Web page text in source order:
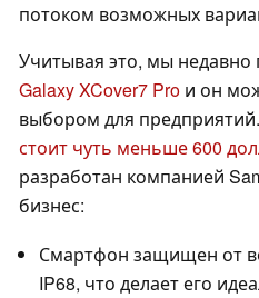
потоком возможных
Учитывая это, мы недавно
Galaxy XCover7 Pro и он
выбором для
стоит чуть меньше 600
разработан компанией
бизнес:
Смартфон защищен от
IP68, что делает его